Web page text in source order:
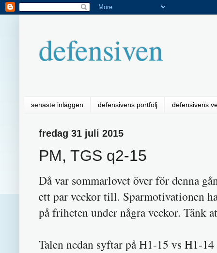
defensiven
senaste inläggen defensivens portfölj defensivens
fredag 31 juli 2015
PM, TGS q2-15
Då var sommarlovet över för denna
ett par veckor till. Sparmotivationen
på friheten under några veckor. Tänk
Talen nedan syftar på H1-15 vs H1-